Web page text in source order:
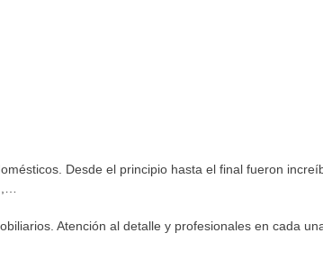
Desde el principio hasta el final fueron
Atención al detalle y profesionales en cada